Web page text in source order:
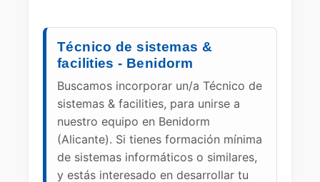
Técnico de sistemas &
facilities - Benidorm
Buscamos incorporar un/a Técnico de
sistemas & facilities, para unirse a
nuestro equipo en Benidorm
(Alicante). Si tienes formación mínima
de sistemas informáticos o similares,
y estás interesado en desarrollar tu